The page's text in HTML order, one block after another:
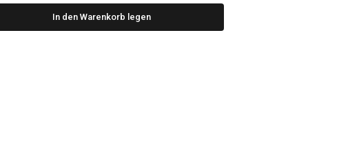
In den Warenkorb legen